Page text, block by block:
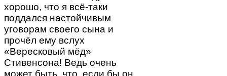
хорошо, что я всё-таки
поддался настойчивым
уговорам своего сына и
прочёл ему вслух
«Вересковый мёд»
Стивенсона! Ведь очень